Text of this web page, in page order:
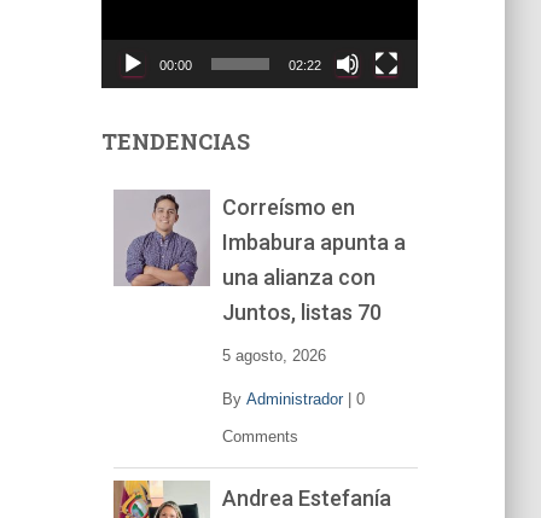
t
00:00 02:22
TENDENCIAS
Correísmo en
Imbabura apunta a
una alianza con
Juntos, listas 70
5 agosto, 2026
By Administrador| 0
Comments
Andrea Estefanía